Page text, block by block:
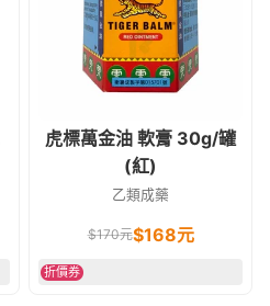
虎標萬金油 軟膏 30g/罐
(紅)
乙類成藥
$170元$168元
折價券